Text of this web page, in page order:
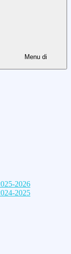
Menu di
2026
2025